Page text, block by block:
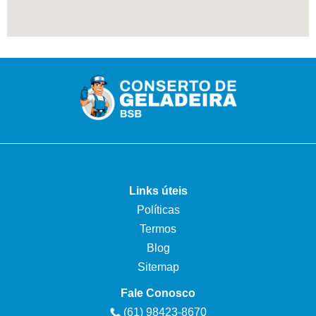
Links úteis
Políticas
Termos
Blog
Sitemap
Fale Conosco
(61) 98423-8670